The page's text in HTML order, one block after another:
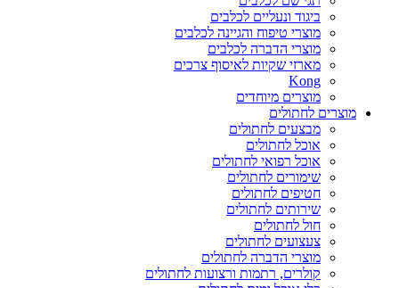
ביגוד ונעליים לכלבים
מוצרי טיפוח והגיינה לכלבים
מוצרי הדברה לכלבים
מארזי שקיות לאיסוף צרכים
Kong
מוצרים מיוחדים
מוצרים לחתולים
מבצעים לחתולים
אוכל לחתולים
אוכל רפואי לחתולים
שימורים לחתולים
חטיפים לחתולים
שירותים לחתולים
חול לחתולים
צעצועים לחתולים
מוצרי הדברה לחתולים
קולרים, רתמות ורצועות לחתולים